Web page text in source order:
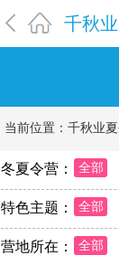
千秋
当前位置：千秋业
冬夏令营： 全部
特色主题： 全部
营地所在： 全部